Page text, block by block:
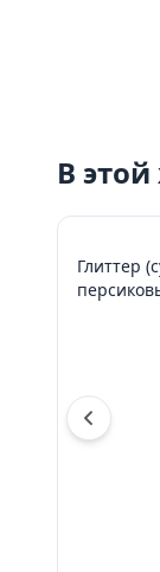
В
Глиттер